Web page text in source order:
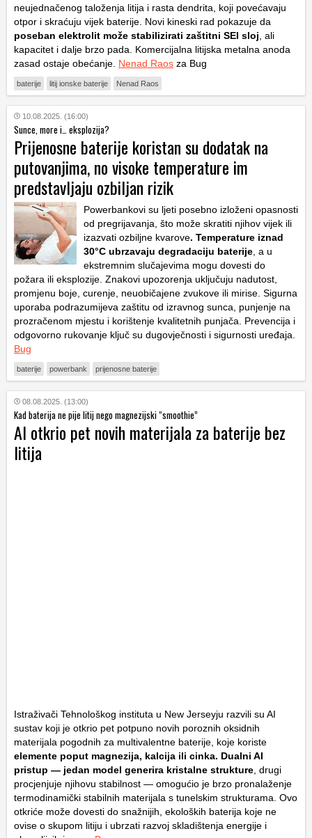
neujednačenog taloženja litija i rasta dendrita, koji povećavaju
otpor i skraćuju vijek baterije. Novi kineski rad pokazuje da
poseban elektrolit može stabilizirati zaštitni SEI sloj , ali
kapacitet i dalje brzo pada. Komercijalna litijska metalna anoda
zasad ostaje obećanje. Nenad Raos za Bug
baterije litij ionske baterije Nenad Raos
10.08.2025. (16:00)
Sunce, more i… eksplozija?
Prijenosne baterije koristan su dodatak na
putovanjima, no visoke temperature im
predstavljaju ozbiljan rizik
Powerbankovi su ljeti posebno izloženi opasnosti
od pregrijavanja, što može skratiti njihov vijek ili
izazvati ozbiljne kvarove. Temperature iznad
30°C ubrzavaju degradaciju baterije , a u
ekstremnim slučajevima mogu dovesti do
požara ili eksplozije. Znakovi upozorenja uključuju nadutost,
promjenu boje, curenje, neuobičajene zvukove ili mirise. Sigurna
uporaba podrazumijeva zaštitu od izravnog sunca, punjenje na
prozračenom mjestu i korištenje kvalitetnih punjača. Prevencija i
odgovorno rukovanje ključ su dugovječnosti i sigurnosti uređaja.
Bug
baterije powerbank prijenosne baterije
08.08.2025. (13:00)
Kad baterija ne pije litij nego magnezijski “smoothie”
AI otkrio pet novih materijala za baterije bez
litija
Istraživači Tehnološkog instituta u New Jerseyju razvili su AI
sustav koji je otkrio pet potpuno novih poroznih oksidnih
materijala pogodnih za multivalentne baterije, koje koriste
elemente poput magnezija, kalcija ili cinka. Dualni AI
pristup — jedan model generira kristalne strukture , drugi
procjenjuje njihovu stabilnost — omogućio je brzo pronalaženje
termodinamički stabilnih materijala s tunelskim strukturama. Ovo
otkriće može dovesti do snažnijih, ekoloških baterija koje ne
ovise o skupom litiju i ubrzati razvoj skladištenja energije i